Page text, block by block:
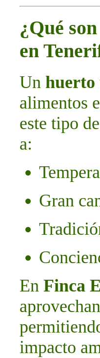
¿Qué
en
Un huerto
alimentos
este tipo
a:
Gran
En Finca
impacto